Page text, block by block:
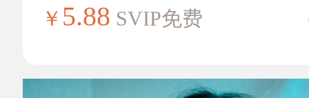
￥ 5.88 SVIP免费